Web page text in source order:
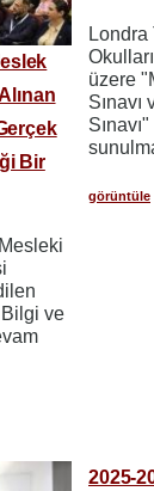
Bir
Bilgi ve
üzere
Sınavı
görüntüle
2025-